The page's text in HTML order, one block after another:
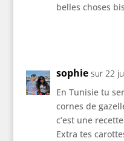
belles choses
sophie sur 22
En Tunisie tu
cornes de
c’est une
Extra tes